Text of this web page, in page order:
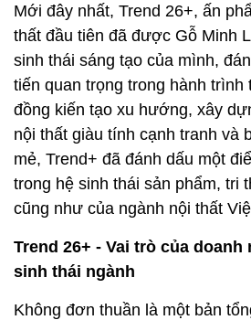
Mới đây nhất, Trend 26+, ấn
thất đầu tiên đã được Gỗ Minh
sinh thái sáng tạo của mình,
tiến quan trọng trong hành trình
đồng kiến tạo xu hướng, xây
nội thất giàu tính cạnh tranh và
mẻ, Trend+ đã đánh dấu một
trong hệ sinh thái sản phẩm, tri
cũng như của ngành nội thất
Trend 26+ - Vai trò của
sinh thái ngành
Không đơn thuần là một bản